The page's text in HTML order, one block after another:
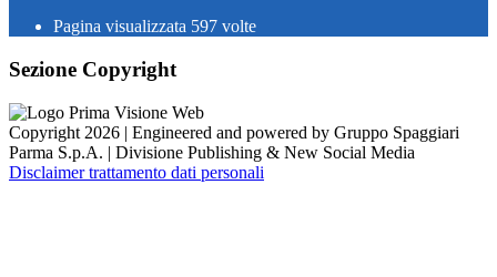
Pagina visualizzata 597 volte
Sezione Copyright
Copyright 2026 | Engineered and powered by Gruppo Spaggiari
Parma S.p.A. | Divisione Publishing & New Social Media
Disclaimer trattamento dati personali